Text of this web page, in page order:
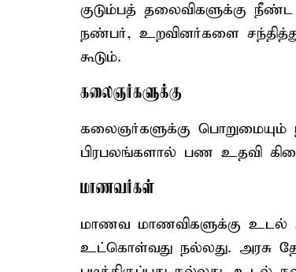
குடும்பத் தலைவிகளுக்கு
நண்பர், உறவினர்களை
கூடும்.
கலைஞர்களுக்கு
கலைஞர்களுக்கு பொறுமையும்
பிரபலங்களால் பண உதவி
மாணவர்கள்
மாணவ மாணவிகளுக்கு
உட்கொள்வது நல்லது. அரசு